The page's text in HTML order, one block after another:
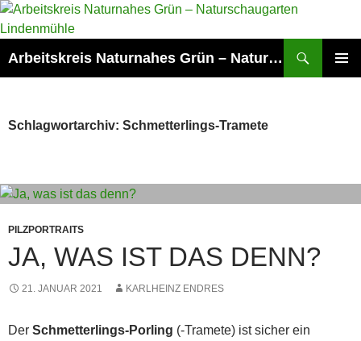
Zum
Inhalt
Arbeitskreis Naturnahes Grün – Naturschaugarten Lindenmühle
Schlagwortarchiv: Schmetterlings-Tramete
PILZPORTRAITS
JA, WAS IST DAS DENN?
21. JANUAR 2021 KARLHEINZ ENDRES
Der Schmetterlings-Porling (-Tramete) ist sicher ein